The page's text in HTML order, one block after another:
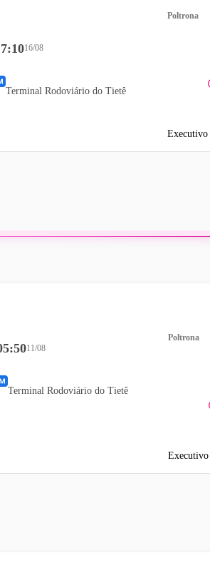
16/08
Terminal Rodoviário do Tietê
Poltrona
Executivo
11/08
Terminal Rodoviário do Tietê
Poltrona
Executivo